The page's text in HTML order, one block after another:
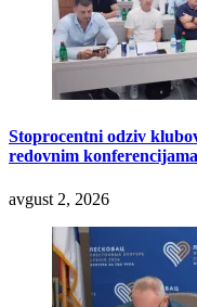
Stoprocentni odziv
redovnim
avgust 2, 2026